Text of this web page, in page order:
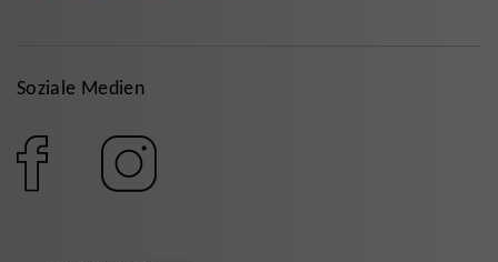
Soziale Medien